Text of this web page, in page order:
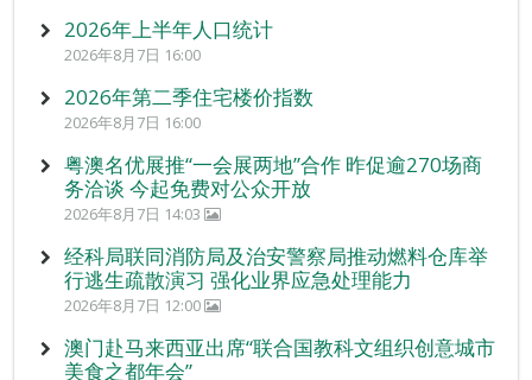
2026年上半年人口统计
2026年8月7日 16:00
2026年第二季住宅楼价指数
2026年8月7日 16:00
粤澳名优展推“一会展两地”合作 昨促逾270场商
务洽谈 今起免费对公众开放
2026年8月7日 14:03
经科局联同消防局及治安警察局推动燃料仓库举
行逃生疏散演习 强化业界应急处理能力
2026年8月7日 12:00
澳门赴马来西亚出席“联合国教科文组织创意城市
美食之都年会”